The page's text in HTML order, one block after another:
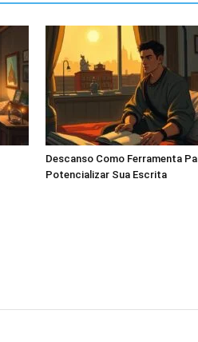
Descanso Como Ferramenta
Potencializar Sua Escrita